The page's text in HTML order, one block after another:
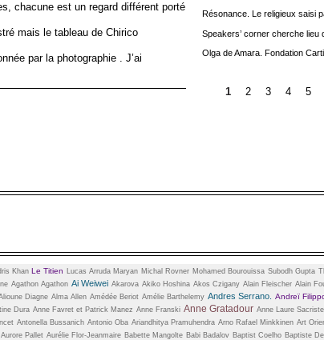
chacune est un regard différent porté
mais le tableau de Chirico
par la photographie . J’ai
Résonance. Le religieux saisi
Speakers’ corner cherche lieu
Olga de Amara. Fondation
1 2 3 4 5
Khan Le Titien Lucas Arruda Maryan Michal Rovner Mohamed Bourouissa Subodh Gupta
Agathon Agathon Ai Weiwei Akarova Akiko Hoshina Akos Czigany Alain Fleischer Alain
Diagne Alma Allen Amédée Beriot Amélie Barthelemy Andres Serrano. Andreï
Dura Anne Favret et Patrick Manez Anne Franski Anne Gratadour Anne Laure Sacriste
Antonella Bussanich Antonio Oba Ariandhitya Pramuhendra Arno Rafael Minkkinen Art
Aurore Pallet Aurélie Flor-Jeanmaire Babette Mangolte Babi Badalov Baptist Coelho Baptiste